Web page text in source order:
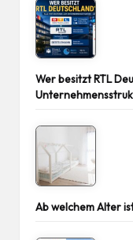
Wer besitzt RTL
Ab welchem Alter